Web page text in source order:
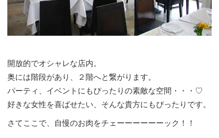
開放的でオシャレな店内。
奥には階段があり、２階へと繋がります。
パーティ、イベントにもぴったりの素敵な空間・・・♡
好きな女性を喜ばせたい、そんな貴方にもぴったりです。
さてここで、自慢のお肉をチェーーーーーーック！！